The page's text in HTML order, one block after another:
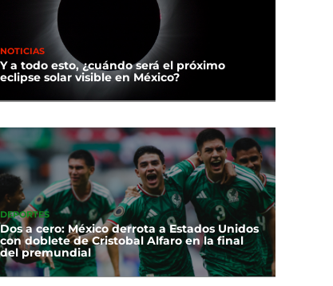
NOTICIAS
Y a todo esto, ¿cuándo será el próximo
eclipse solar visible en México?
DEPORTES
Dos a cero: México derrota a Estados Unidos
con doblete de Cristobal Alfaro en la final
del premundial